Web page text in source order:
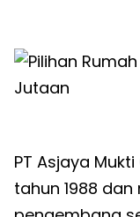
PT Asjaya
tahun 1988